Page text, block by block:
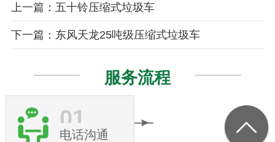
上一篇：五十铃压缩式垃圾车
下一篇：东风天龙25吨级压缩式垃圾车
服务流程
01
电话沟通